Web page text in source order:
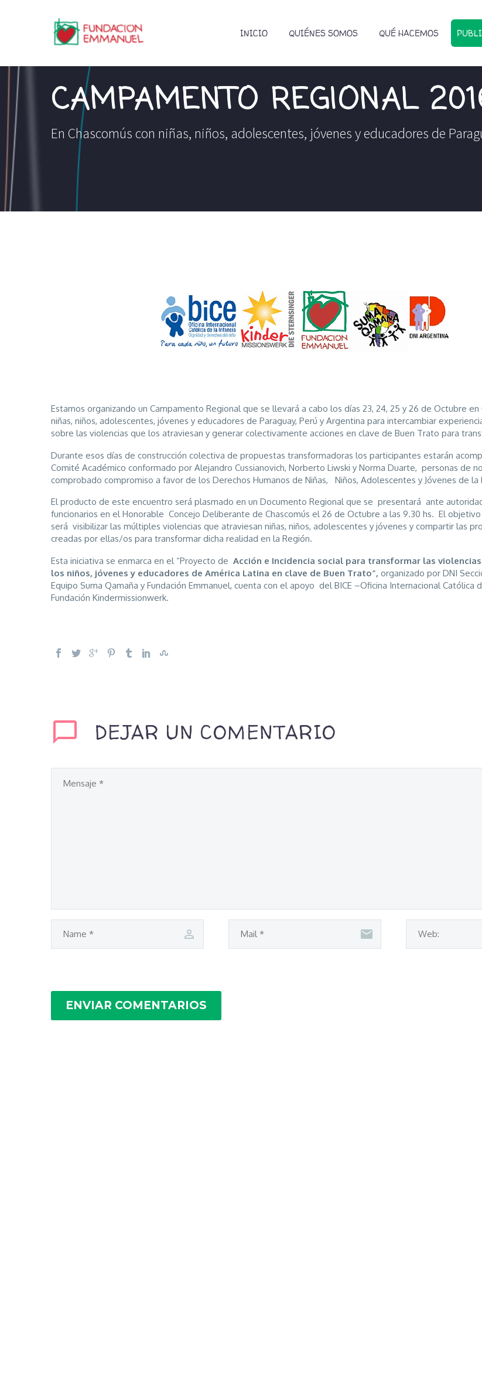
INICIO QUIÉNES SOMOS QUÉ HACEMOS
CAMPAMENTO REGIONAL
En Chascomús con niñas, niños, adolescentes, jóvenes y educadores de
Estamos organizando un Campamento Regional que se llevará a cabo los días 23, 24, 25 y 26 de Octubre en
niñas, niños, adolescentes, jóvenes y educadores de Paraguay, Perú y Argentina para intercambiar
sobre las violencias que los atraviesan y generar colectivamente acciones en clave de Buen Trato para
Durante esos días de construcción colectiva de propuestas transformadoras los participantes estarán
Comité Académico conformado por Alejandro Cussianovich, Norberto Liwski y Norma Duarte, personas de
comprobado compromiso a favor de los Derechos Humanos de Niñas, Niños, Adolescentes y Jóvenes de la
El producto de este encuentro será plasmado en un Documento Regional que se presentará ante
funcionarios en el Honorable Concejo Deliberante de Chascomús el 26 de Octubre a las 9.30 hs. El
será visibilizar las múltiples violencias que atraviesan niñas, niños, adolescentes y jóvenes y compartir las
creadas por ellas/os para transformar dicha realidad en la Región.
Esta iniciativa se enmarca en el “Proyecto de Acción e Incidencia social para transformar las
los niños, jóvenes y educadores de América Latina en clave de Buen Trato”, organizado por DNI
Equipo Suma Qamaña y Fundación Emmanuel, cuenta con el apoyo del BICE –Oficina Internacional Católica
Fundación Kindermissionwerk.
DEJAR UN COMENTARIO
ENVIAR COMENTARIOS